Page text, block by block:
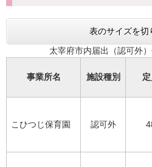
表のサイズを切
太宰府市内届出（認可外
事業所名 施設種別
こひつじ保育園 認可外